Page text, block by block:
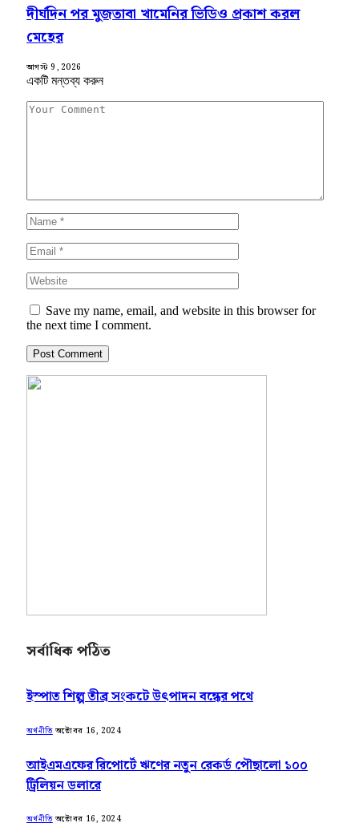
দীর্ঘদিন পর মুজতাবা খামেনির ভিডিও প্রকাশ করল
মেহের
আগস্ট 9, 2026
একটি মন্তব্য করুন
Save my name, email, and website in this browser for
the next time I comment.
সর্বাধিক পঠিত
ইস্পাত শিল্প তীব্র সংকটে উৎপাদন বন্ধের পথে
অর্থনীতি অক্টোবর 16, 2024
আইএমএফের রিপোর্টে ঋণের নতুন রেকর্ড পৌছালো ১০০
ট্রিলিয়ন ডলারে
অর্থনীতি অক্টোবর 16, 2024